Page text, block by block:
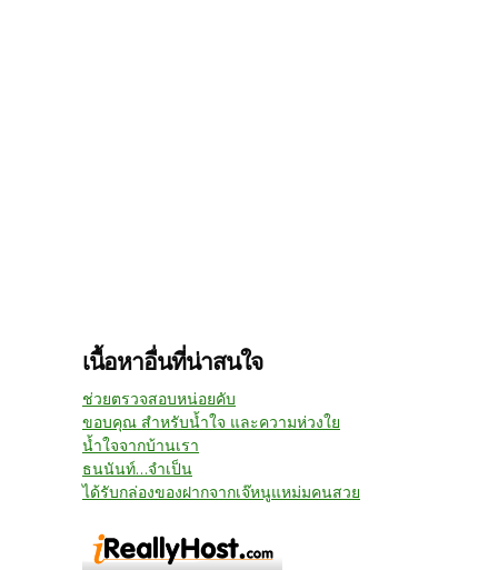
เนื้อหาอื่นที่น่าสนใจ
ช่วยตรวจสอบหน่อยคับ
ขอบคุณ สำหรับน้ำใจ และความห่วงใย
น้ำใจจากบ้านเรา
ธนนันท์...จำเป็น
ได้รับกล่องของฝากจากเจ๊หนูแหม่มคนสวย